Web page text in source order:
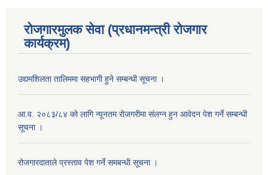
रोजगारमुलक सेवा (प्रधानमन्त्री रोजगार
कार्यक्रम)
उद्यमशिलता तालिममा सहभागी हुने सम्बन्धी सूचना ।
आ.व. २०८३/८४ को लागि न्यूनतम रोजगरीमा संलग्न हुन आवेदन पेश गर्ने सम्बन्धी
सूचना ।
रोजगारदाताले प्रस्ताव पेश गर्ने समबन्धी सूचना ।